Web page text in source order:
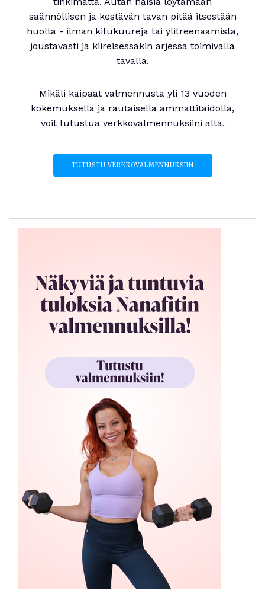
säännöllisen ja kestävän tavan pitää itsestään
huolta - ilman kitukuureja tai ylitreenaamista,
joustavasti ja kiireisessäkin arjessa toimivalla
tavalla.
Mikäli kaipaat valmennusta yli 13 vuoden
kokemuksella ja rautaisella ammattitaidolla,
voit tutustua verkkovalmennuksiini alta.
TUTUSTU VERKKOVALMENNUKSIIN